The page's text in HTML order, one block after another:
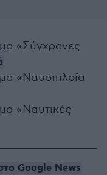
«Σύγχρονες
«Ναυσιπλοΐα
«Ναυτικές
Google News